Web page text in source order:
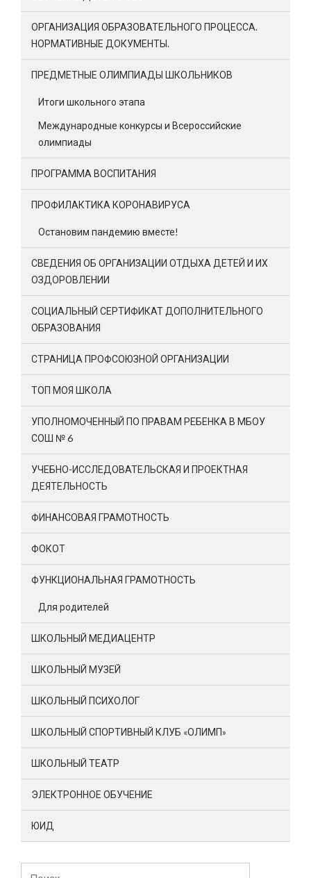
ОРГАНИЗАЦИЯ ОБРАЗОВАТЕЛЬНОГО ПРОЦЕССА.
НОРМАТИВНЫЕ ДОКУМЕНТЫ.
ПРЕДМЕТНЫЕ ОЛИМПИАДЫ ШКОЛЬНИКОВ
Итоги школьного этапа
Международные конкурсы и Всероссийские
олимпиады
ПРОГРАММА ВОСПИТАНИЯ
ПРОФИЛАКТИКА КОРОНАВИРУСА
Остановим пандемию вместе!
СВЕДЕНИЯ ОБ ОРГАНИЗАЦИИ ОТДЫХА ДЕТЕЙ И ИХ
ОЗДОРОВЛЕНИИ
СОЦИАЛЬНЫЙ СЕРТИФИКАТ ДОПОЛНИТЕЛЬНОГО
ОБРАЗОВАНИЯ
СТРАНИЦА ПРОФСОЮЗНОЙ ОРГАНИЗАЦИИ
ТОП МОЯ ШКОЛА
УПОЛНОМОЧЕННЫЙ ПО ПРАВАМ РЕБЕНКА В МБОУ
СОШ № 6
УЧЕБНО-ИССЛЕДОВАТЕЛЬСКАЯ И ПРОЕКТНАЯ
ДЕЯТЕЛЬНОСТЬ
ФИНАНСОВАЯ ГРАМОТНОСТЬ
ФОКОТ
ФУНКЦИОНАЛЬНАЯ ГРАМОТНОСТЬ
Для родителей
ШКОЛЬНЫЙ МЕДИАЦЕНТР
ШКОЛЬНЫЙ МУЗЕЙ
ШКОЛЬНЫЙ ПСИХОЛОГ
ШКОЛЬНЫЙ СПОРТИВНЫЙ КЛУБ «ОЛИМП»
ШКОЛЬНЫЙ ТЕАТР
ЭЛЕКТРОННОЕ ОБУЧЕНИЕ
ЮИД